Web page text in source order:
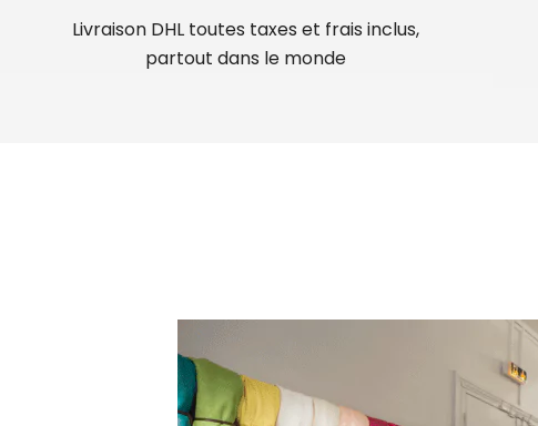
Livraison DHL toutes taxes et frais inclus,
partout dans le monde